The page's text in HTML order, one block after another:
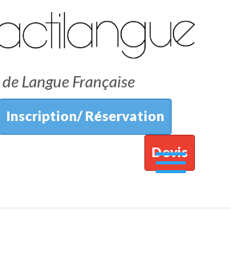
Langue Française
Inscription/ Réservation
Devis